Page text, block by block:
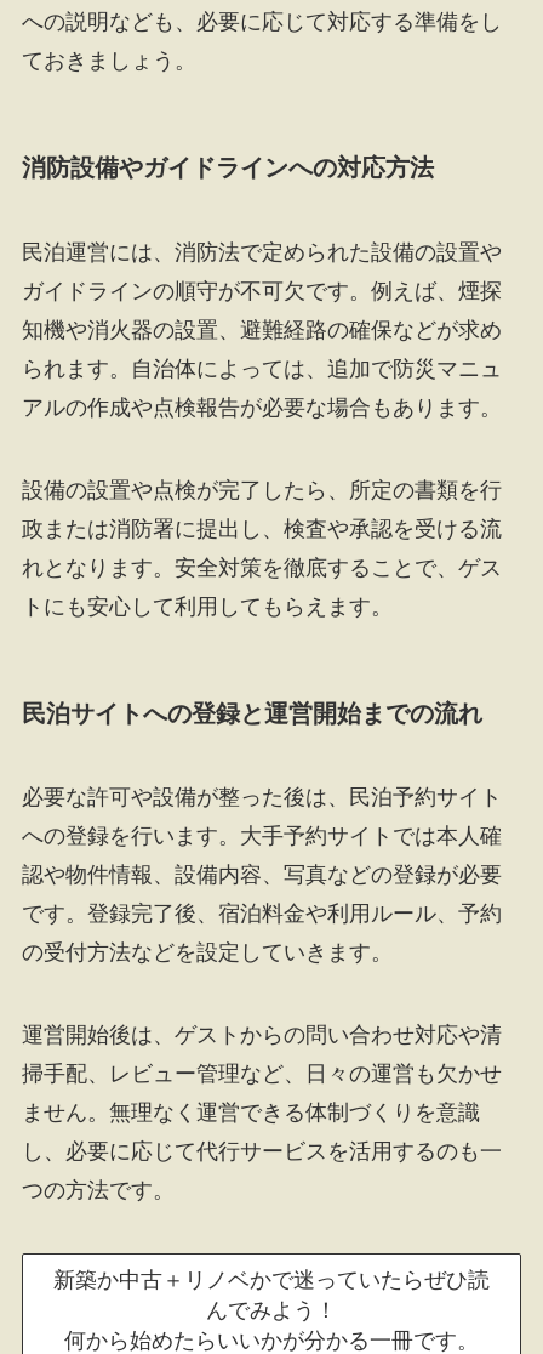
への説明なども、必要に応じて対応する準備をし
ておきましょう。
消防設備やガイドラインへの対応方法
民泊運営には、消防法で定められた設備の設置や
ガイドラインの順守が不可欠です。例えば、煙探
知機や消火器の設置、避難経路の確保などが求め
られます。自治体によっては、追加で防災マニュ
アルの作成や点検報告が必要な場合もあります。
設備の設置や点検が完了したら、所定の書類を行
政または消防署に提出し、検査や承認を受ける流
れとなります。安全対策を徹底することで、ゲス
トにも安心して利用してもらえます。
民泊サイトへの登録と運営開始までの流れ
必要な許可や設備が整った後は、民泊予約サイト
への登録を行います。大手予約サイトでは本人確
認や物件情報、設備内容、写真などの登録が必要
です。登録完了後、宿泊料金や利用ルール、予約
の受付方法などを設定していきます。
運営開始後は、ゲストからの問い合わせ対応や清
掃手配、レビュー管理など、日々の運営も欠かせ
ません。無理なく運営できる体制づくりを意識
し、必要に応じて代行サービスを活用するのも一
つの方法です。
新築か中古＋リノベかで迷っていたらぜひ読
んでみよう！
何から始めたらいいかが分かる一冊です。